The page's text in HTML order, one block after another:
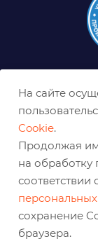
На сайте
Cookie.
Продолжая им
на обработку
соответствии
сохранение
браузера.